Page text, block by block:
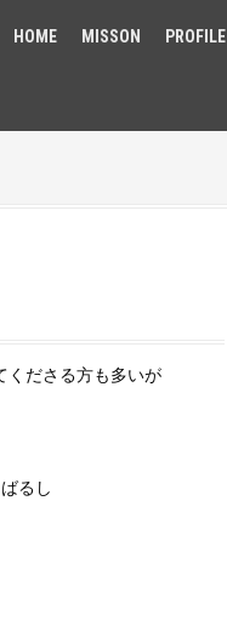
HOME MISSON PROFILE
くださる方も多いが
るし